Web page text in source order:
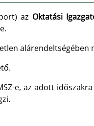
az Oktatási
alárendeltségében
e, az adott